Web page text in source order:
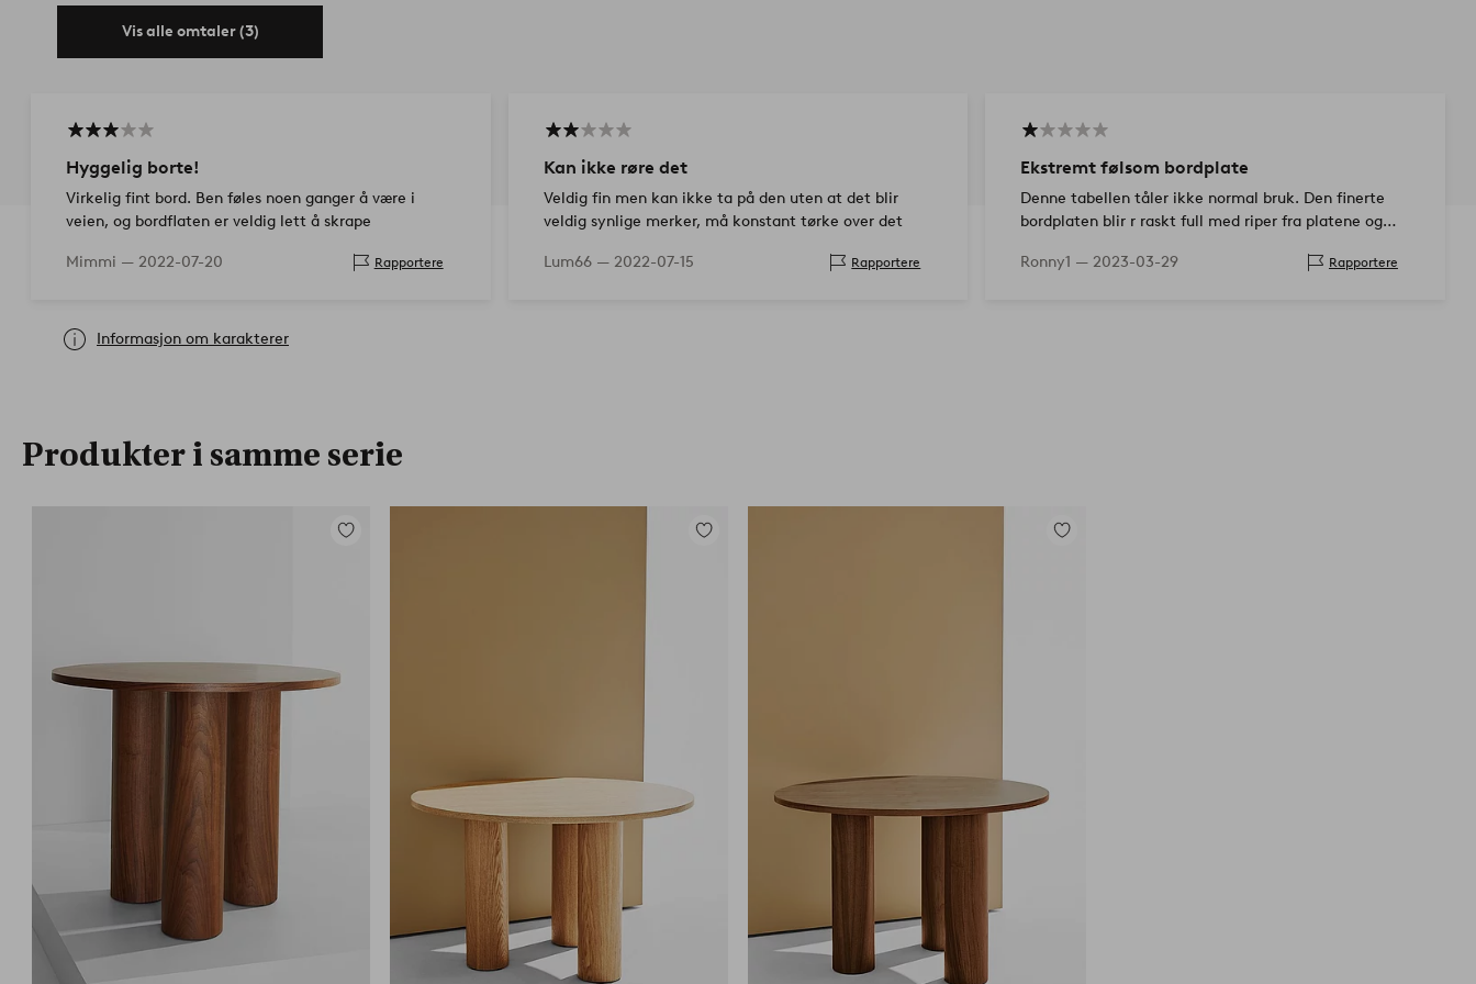
Vis alle omtaler (3)
Hyggelig borte!
Virkelig fint bord. Ben føles noen ganger å være i
veien, og bordflaten er veldig lett å skrape
Mimmi — 2022-07-20 Rapportere
Kan ikke røre det
Veldig fin men kan ikke ta på den uten at det blir
veldig synlige merker, må konstant tørke over det
Lum66 — 2022-07-15 Rapportere
Ekstremt følsom bordplate
Denne tabellen tåler ikke normal bruk. Den finerte
bordplaten blir r raskt full med riper fra platene og
bruk. Hvis borde…
Ronny1 — 2023-03-29 Rapportere
Informasjon om karakterer
Produkter i samme serie
Legg
Legg
Legg